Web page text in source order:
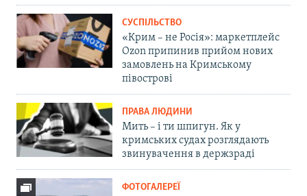
СУСПІЛЬСТВО
«Крим – не Росія»: маркетплейс
Ozon припинив прийом нових
замовлень на Кримському
півострові
ПРАВА ЛЮДИНИ
Мить – і ти шпигун. Як у
кримських судах розглядають
звинувачення в держзраді
ФОТОГАЛЕРЕЇ